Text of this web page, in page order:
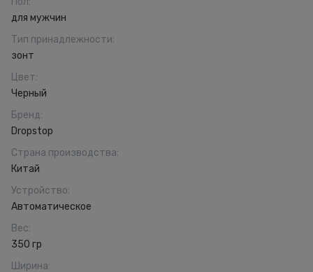
для мужчин
Тип принадлежности:
зонт
Цвет:
Черный
Бренд:
Dropstop
Страна производства:
Китай
Устройство:
Автоматическое
Вес:
350 гр
Ширина: